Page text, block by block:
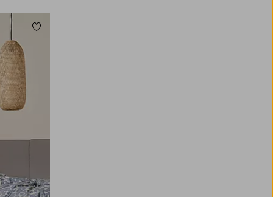
Toevoegen aan favorieten